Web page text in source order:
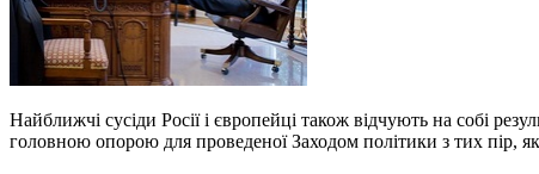
Найближчі сусіди Росії і європейці також відчують на собі
головною опорою для проведеної Заходом політики з тих пір,